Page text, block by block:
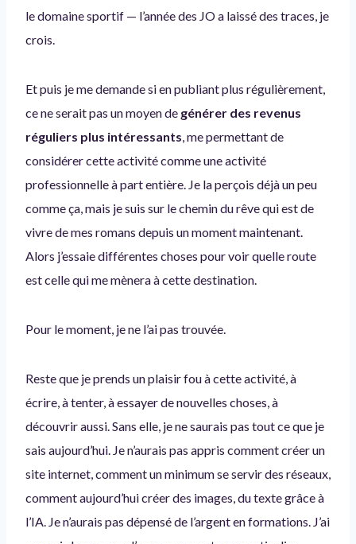
le domaine sportif — l’année des JO a laissé des traces, je
crois.
Et puis je me demande si en publiant plus régulièrement,
ce ne serait pas un moyen de générer des revenus
réguliers plus intéressants, me permettant de
considérer cette activité comme une activité
professionnelle à part entière. Je la perçois déjà un peu
comme ça, mais je suis sur le chemin du rêve qui est de
vivre de mes romans depuis un moment maintenant.
Alors j’essaie différentes choses pour voir quelle route
est celle qui me mènera à cette destination.
Pour le moment, je ne l’ai pas trouvée.
Reste que je prends un plaisir fou à cette activité, à
écrire, à tenter, à essayer de nouvelles choses, à
découvrir aussi. Sans elle, je ne saurais pas tout ce que je
sais aujourd’hui. Je n’aurais pas appris comment créer un
site internet, comment un minimum se servir des réseaux,
comment aujourd’hui créer des images, du texte grâce à
l’IA. Je n’aurais pas dépensé de l’argent en formations. J’ai